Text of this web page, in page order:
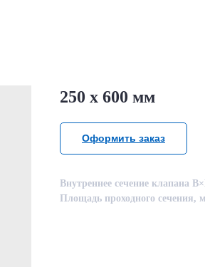
250 х 600 мм
Оформить заказ
Внутреннее сечение клапана
Площадь проходного сечения,